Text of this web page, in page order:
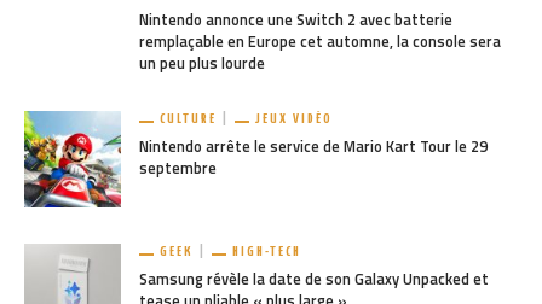
Nintendo annonce une Switch 2 avec batterie
remplaçable en Europe cet automne, la console sera
un peu plus lourde
CULTURE JEUX VIDÉO
Nintendo arrête le service de Mario Kart Tour le 29
septembre
GEEK HIGH-TECH
Samsung révèle la date de son Galaxy Unpacked et